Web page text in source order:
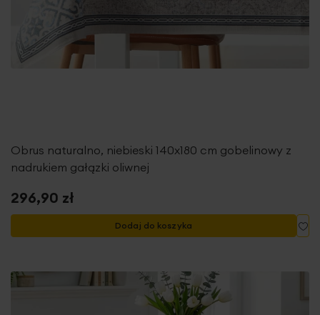
Obrus naturalno, niebieski 140x180 cm gobelinowy z
nadrukiem gałązki oliwnej
296,90 zł
Dodaj do koszyka